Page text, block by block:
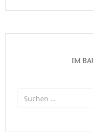
IM
nach: